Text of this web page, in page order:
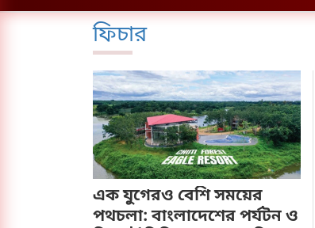
ফিচার
এক যুগেরও বেশি সময়ের
পথচলা: বাংলাদেশের পর্যটন ও